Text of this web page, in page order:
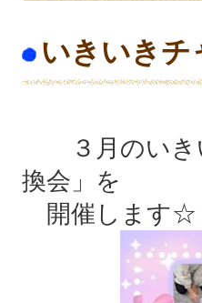
いきいきチ
３月のいき
換会」を
開催します☆